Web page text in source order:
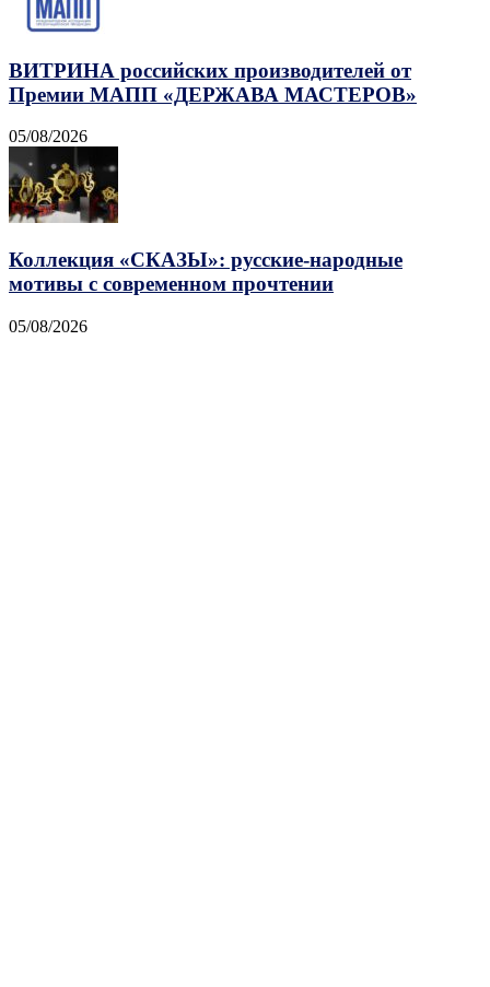
ВИТРИНА российских производителей от
Премии МАПП «ДЕРЖАВА МАСТЕРОВ»
05/08/2026
Коллекция «СКАЗЫ»: русские-народные
мотивы с современном прочтении
05/08/2026